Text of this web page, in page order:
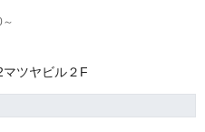
ツヤビル２F